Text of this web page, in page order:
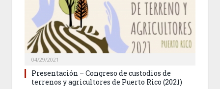
04/29/2021
Presentación – Congreso de custodios de
terrenos y agricultores de Puerto Rico (2021)